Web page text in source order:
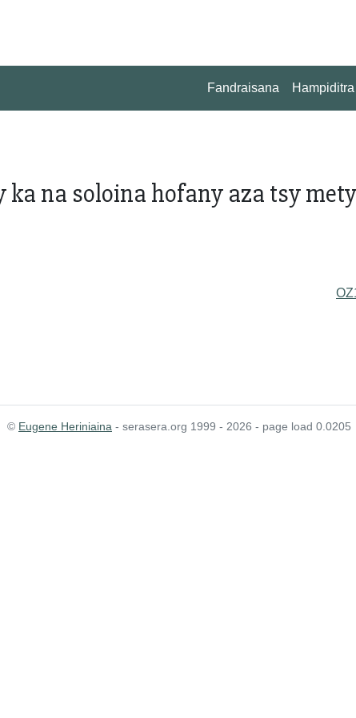
Fandraisana Hampiditra
na soloina hofany aza tsy mety
© Eugene Heriniaina - serasera.org 1999 - 2026 - page load 0.0205